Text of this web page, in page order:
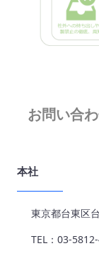
お問い合
本社
東京都台東区
TEL：03-